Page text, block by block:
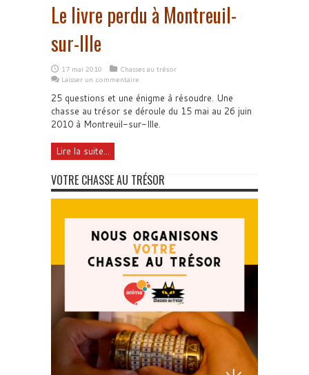
Le livre perdu à Montreuil-
sur-Ille
17 mai 2010
Chasses au trésor
Laisser un commentaire
25 questions et une énigme à résoudre. Une
chasse au trésor se déroule du 15 mai au 26 juin
2010 à Montreuil-sur-Ille.
Lire la suite...
VOTRE CHASSE AU TRÉSOR